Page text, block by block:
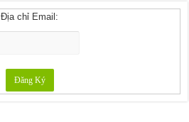
Địa chỉ Email: